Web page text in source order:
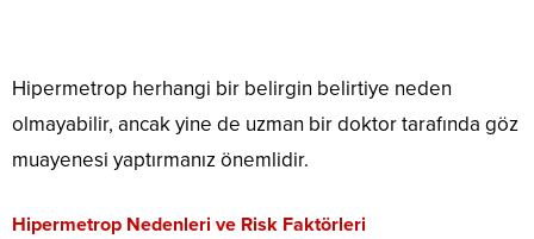
Hipermetrop herhangi bir belirgin belirtiye neden
olmayabilir, ancak yine de uzman bir doktor tarafında göz
muayenesi yaptırmanız önemlidir.
Hipermetrop Nedenleri ve Risk Faktörleri